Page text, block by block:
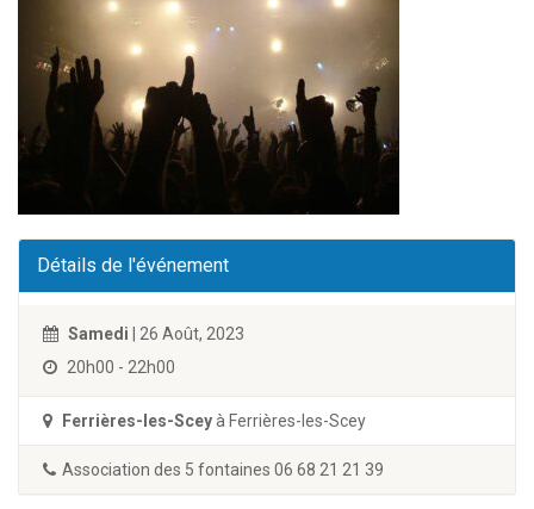
Détails de l'événement
Samedi | 26 Août, 2023
20h00 - 22h00
Ferrières-les-Sceyà Ferrières-les-Scey
Association des 5 fontaines 06 68 21 21 39